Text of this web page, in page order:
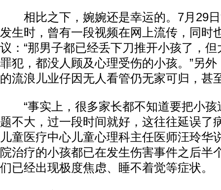
相比之下，婉婉还是幸运的。7月29日
发生时，曾有一段视频在网上流传，同时
议：“那男子都已经丢下刀推开小孩了，
罪犯，都没人顾及心理受伤的小孩。”另
的流浪儿业仔因无人看管仍无家可归，甚
“事实上，很多家长都不知道要把小孩
题不大，过一段时间就好，这往往延误了
儿童医疗中心儿童心理科主任医师汪玲华
院治疗的小孩都已在发生伤害事件之后半
们已经出现极度焦虑、睡不着觉等症状。